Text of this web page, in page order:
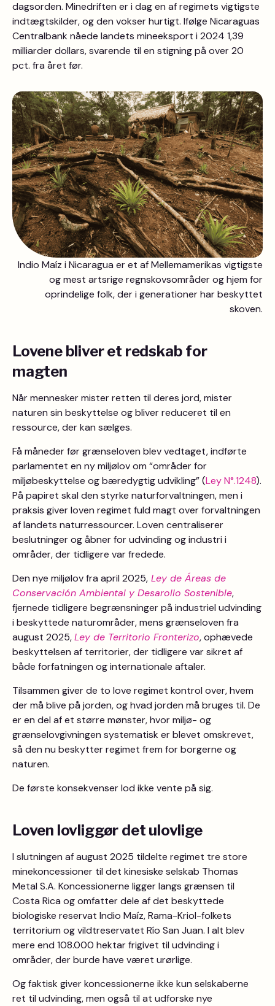
dagsorden. Minedriften er i dag en af regimets vigtigste
indtægtskilder, og den vokser hurtigt. Ifølge Nicaraguas
Centralbank nåede landets mineeksport i 2024 1,39
milliarder dollars, svarende til en stigning på over 20
pct. fra året før.
Indio Maíz i Nicaragua er et af Mellemamerikas vigtigste
og mest artsrige regnskovsområder og hjem for
oprindelige folk, der i generationer har beskyttet
skoven.
Lovene bliver et redskab for
magten
Når mennesker mister retten til deres jord, mister
naturen sin beskyttelse og bliver reduceret til en
ressource, der kan sælges.
Få måneder før grænseloven blev vedtaget, indførte
parlamentet en ny miljølov om “områder for
miljøbeskyttelse og bæredygtig udvikling” (LeyN°.1248).
På papiret skal den styrke naturforvaltningen, men i
praksis giver loven regimet fuld magt over forvaltningen
af landets naturressourcer. Loven centraliserer
beslutninger og åbner for udvinding og industri i
områder, der tidligere var fredede.
Den nye miljølov fra april 2025, Ley de Áreas de
Conservación Ambiental y Desarollo Sostenible,
fjernede tidligere begrænsninger på industriel udvinding
i beskyttede naturområder, mens grænseloven fra
august 2025,Ley de Territorio Fronterizo, ophævede
beskyttelsen af territorier, der tidligere var sikret af
både forfatningen og internationale aftaler.
Tilsammen giver de to love regimet kontrol over, hvem
der må blive på jorden, og hvad jorden må bruges til. De
er en del af et større mønster, hvor miljø- og
grænselovgivningen systematisk er blevet omskrevet,
så den nu beskytter regimet frem for borgerne og
naturen.
De første konsekvenser lod ikke vente på sig.
Loven lovliggør det ulovlige
I slutningen af august 2025 tildelte regimet tre store
minekoncessioner til det kinesiske selskab Thomas
Metal S.A. Koncessionerne ligger langs grænsen til
Costa Rica og omfatter dele af det beskyttede
biologiske reservat Indio Maíz, Rama-Kriol-folkets
territorium og vildtreservatet Río San Juan. I alt blev
mere end 108.000 hektar frigivet til udvinding i
områder, der burde have været urørlige.
Og faktisk giver koncessionerne ikke kun selskaberne
ret til udvinding, men også til at udforske nye